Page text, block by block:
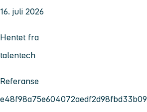
16. juli 2026
Hentet fra
talentech
Referanse
e48f98a75e604072aedf2d98fbd33b09